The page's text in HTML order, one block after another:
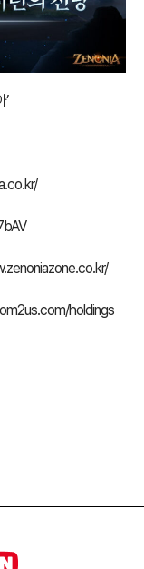
’
holdings